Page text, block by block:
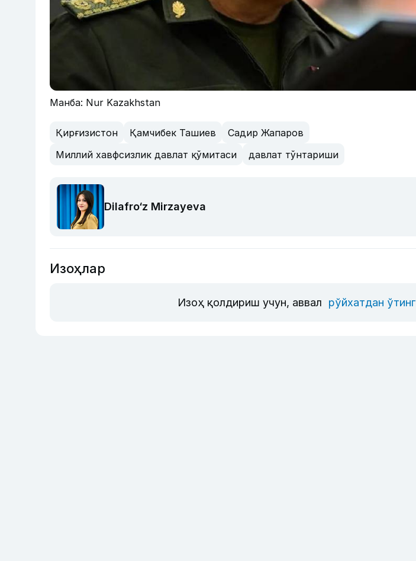
Манба: Nur Kazakhstan
Қирғизистон Қамчибек Ташиев
Садир Жапаров
Миллий хавфсизлик давлат қўмитаси
давлат тўнтариши
Dilafro‘z Mirzayeva
Изоҳлар
Изоҳ қолдириш учун, аввал рўйхатдан ўтинг